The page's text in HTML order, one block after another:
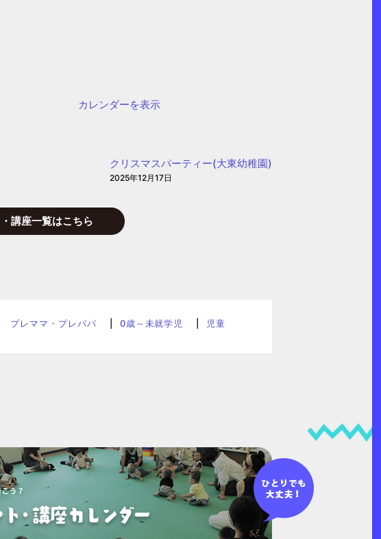
カレンダーを表示
クリスマスパーティー(大東幼稚園)
2025年12月17日
講座一覧はこちら
プレママ・プレパパ 0歳～未就学児 児童